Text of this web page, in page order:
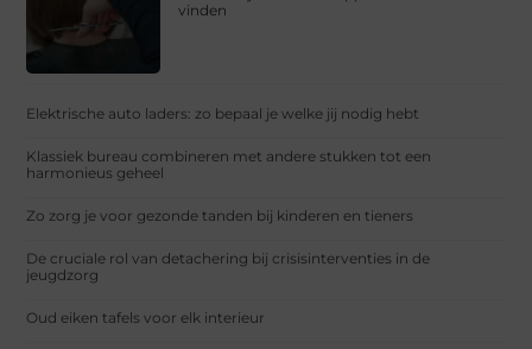
vinden
Elektrische auto laders: zo bepaal je welke jij nodig hebt
Klassiek bureau combineren met andere stukken tot een
harmonieus geheel
Zo zorg je voor gezonde tanden bij kinderen en tieners
De cruciale rol van detachering bij crisisinterventies in de
jeugdzorg
Oud eiken tafels voor elk interieur